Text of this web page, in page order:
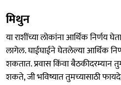
मिथुन
या राशींच्या लोकांना आर्थिक निर्णय
लागेल. घाईघाईने घेतलेल्या आर्थिक
शकतात. प्रवास किंवा बैठकीदरम्यान
शकते, जी भविष्यात तुमच्यासाठी